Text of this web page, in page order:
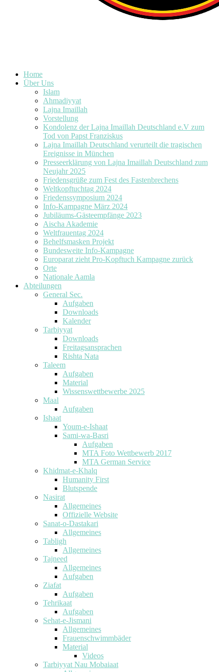
Home
Über Uns
Islam
Ahmadiyyat
Lajna Imaillah
Vorstellung
Kondolenz der Lajna Imaillah Deutschland e.V zum
Tod von Papst Franziskus
Lajna Imaillah Deutschland verurteilt die tragischen
Ereignisse in München
Presseerklärung von Lajna Imaillah Deutschland zum
Neujahr 2025
Friedensgrüße zum Fest des Fastenbrechens
Weltkopftuchtag 2024
Friedenssymposium 2024
Info-Kampagne März 2024
Jubiläums-Gästeempfänge 2023
Aischa Akademie
Weltfrauentag 2024
Behelfsmasken Projekt
Bundesweite Info-Kampagne
Europarat zieht Pro-Kopftuch Kampagne zurück
Orte
Nationale Aamla
Abteilungen
General Sec.
Aufgaben
Downloads
Kalender
Tarbiyyat
Downloads
Freitagsansprachen
Rishta Nata
Taleem
Aufgaben
Material
Wissenswettbewerbe 2025
Maal
Aufgaben
Ishaat
Youm-e-Ishaat
Sami-wa-Basri
Aufgaben
MTA Foto Wettbewerb 2017
MTA German Service
Khidmat-e-Khalq
Humanity First
Blutspende
Nasirat
Allgemeines
Offizielle Website
Sanat-o-Dastakari
Allgemeines
Tabligh
Allgemeines
Tajneed
Allgemeines
Aufgaben
Ziafat
Aufgaben
Tehrikaat
Aufgaben
Sehat-e-Jismani
Allgemeines
Frauenschwimmbäder
Material
Videos
Tarbiyyat Nau Mobaiaat